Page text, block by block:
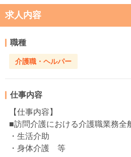
求人内容
職種
介護職・ヘルパー
仕事内容
【仕事内容】
■訪問介護における介護職業務全
・生活介助
・身体介護 等